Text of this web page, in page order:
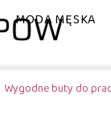
MODA MĘSKA
Wygodne buty do